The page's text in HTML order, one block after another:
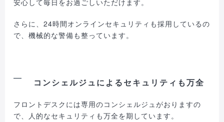
安心して毎日をお過ごしいただけます。
さらに、24時間オンラインセキュリティも採用しているの
で、機械的な警備も整っています。
コンシェルジュによるセキュリティも万全
フロントデスクには専用のコンシェルジュがおりますの
で、人的なセキュリティも万全を期しています。